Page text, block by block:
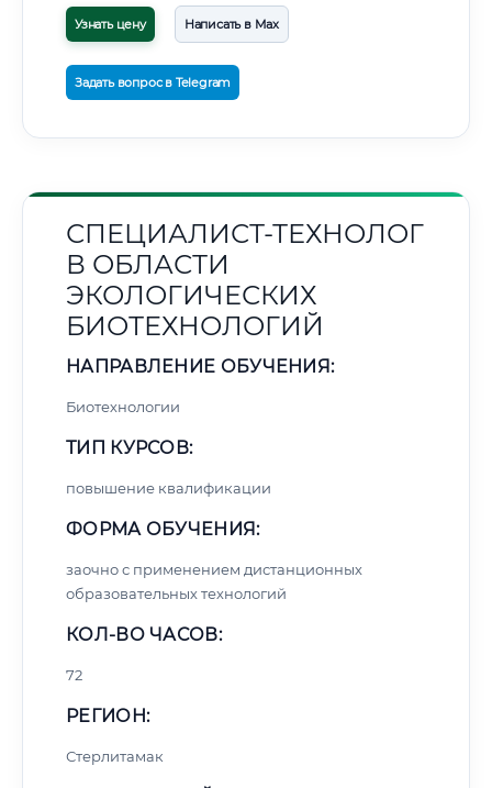
Узнать цену Написать в Max
Задать вопрос в Telegram
СПЕЦИАЛИСТ-ТЕХНОЛОГ
В ОБЛАСТИ
ЭКОЛОГИЧЕСКИХ
БИОТЕХНОЛОГИЙ
НАПРАВЛЕНИЕ ОБУЧЕНИЯ:
Биотехнологии
ТИП КУРСОВ:
повышение квалификации
ФОРМА ОБУЧЕНИЯ:
заочно с применением дистанционных
образовательных технологий
КОЛ-ВО ЧАСОВ:
72
РЕГИОН:
Стерлитамак